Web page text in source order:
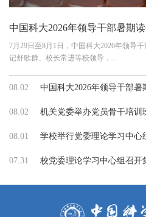
中国科大2026年领导干部暑期
7月29日至8月1日，中国科大2026年领导
记舒歌群、校长常进等校领导，...
08.02 中国科大2026年领导干部暑
08.02 机关党委举办党员骨干培训
08.01 学校举行党委理论学习中心
07.31 校党委理论学习中心组召开